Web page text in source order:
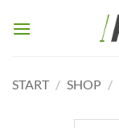
Inhalt
START / SHOP /